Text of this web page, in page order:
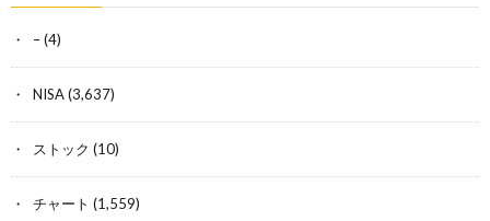
–(4)
NISA(3,637)
ストック (10)
チャート (1,559)